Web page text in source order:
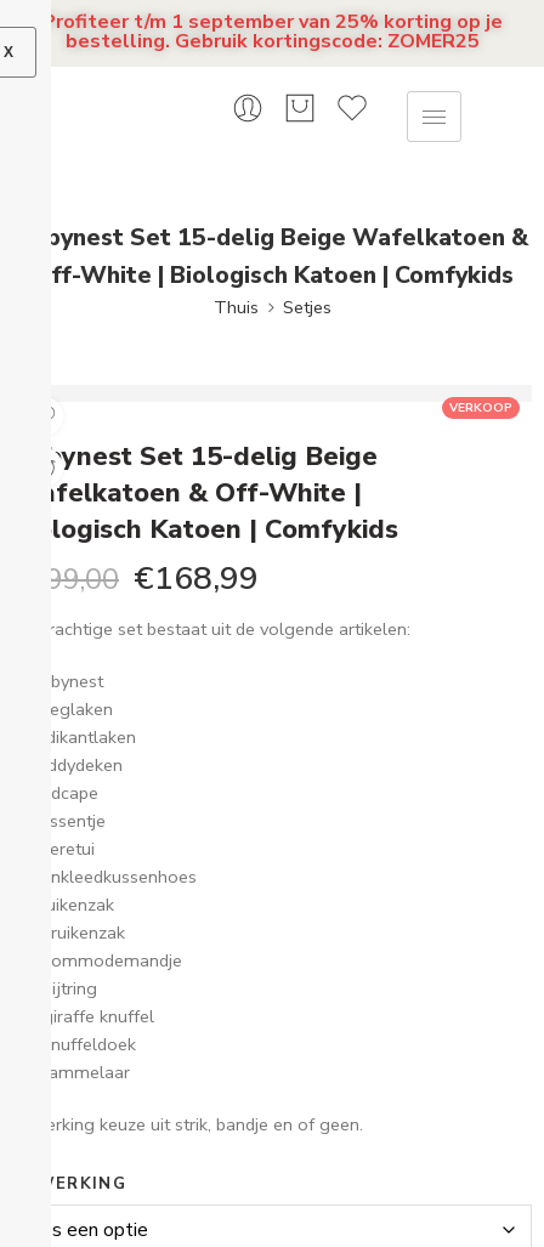
Profiteer t/m 1 september van 25% korting op je
bestelling. Gebruik kortingscode: ZOMER25
X
Babynest Set 15-delig Beige Wafelkatoen &
Off-White | Biologisch Katoen | Comfykids
Thuis Setjes
VERKOOP
Babynest Set 15-delig Beige
Wafelkatoen & Off-White |
Biologisch Katoen | Comfykids
199,00 €168,99
De prachtige set bestaat uit de volgende artikelen:
babynest
wieglaken
ledikantlaken
teddydeken
badcape
kussentje
luieretui
aankleedkussenhoes
kruikenzak
kruikenzak
commodemandje
bijtring
giraffe knuffel
knuffeldoek
rammelaar
Afwerking keuze uit strik, bandje en of geen.
AFWERKING